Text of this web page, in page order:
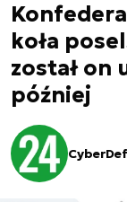
koła
został on
później